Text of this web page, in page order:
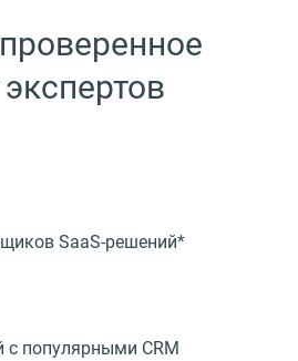
SaaS-решений*
с популярными CRM